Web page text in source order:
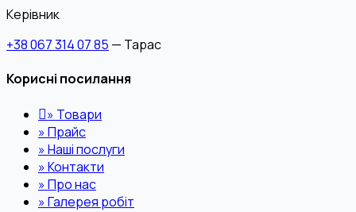
Керівник
+38 067 314 07 85 — Тарас
Корисні посилання
» Товари
»Прайс
»Наші послуги
»Контакти
»Про нас
»Галерея робіт